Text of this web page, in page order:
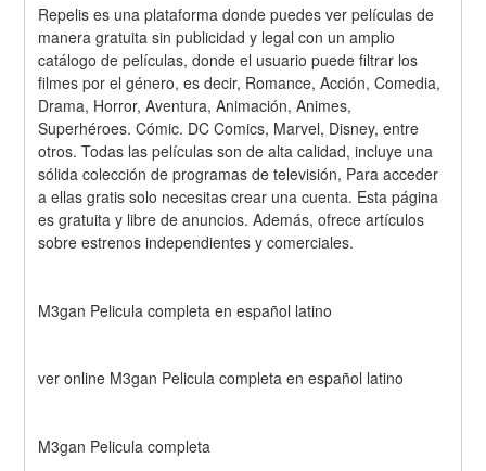
Repelis es una plataforma donde puedes ver películas de
manera gratuita sin publicidad y legal con un amplio
catálogo de películas, donde el usuario puede filtrar los
filmes por el género, es decir, Romance, Acción, Comedia,
Drama, Horror, Aventura, Animación, Animes,
Superhéroes. Cómic. DC Comics, Marvel, Disney, entre
otros. Todas las películas son de alta calidad, incluye una
sólida colección de programas de televisión, Para acceder
a ellas gratis solo necesitas crear una cuenta. Esta página
es gratuita y libre de anuncios. Además, ofrece artículos
sobre estrenos independientes y comerciales.
M3gan Pelicula completa en español latino
ver online M3gan Pelicula completa en español latino
M3gan Pelicula completa